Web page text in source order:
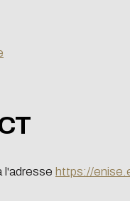
l'adresse https://